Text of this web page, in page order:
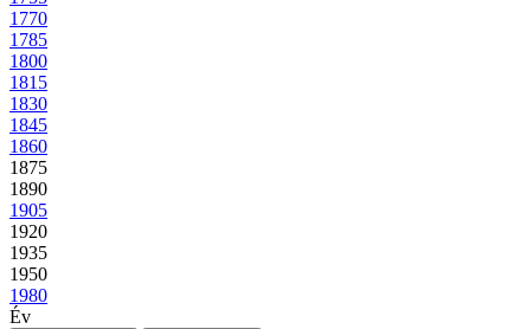
1770
1785
1800
1815
1830
1845
1860
1875
1890
1905
1920
1935
1950
1980
Év